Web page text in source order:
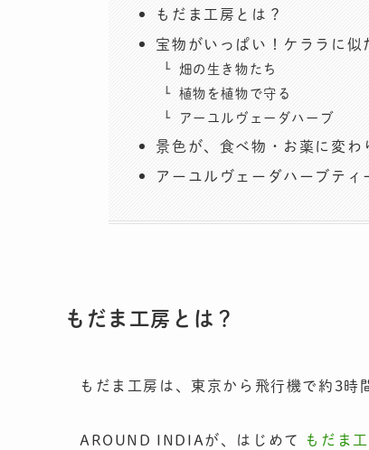
もだま工房とは？
宝物がいっぱい！ケララに似
畑の生き物たち
植物を植物で守る
アーユルヴェーダハーブ
景色が、食べ物・お薬に変わ
アーユルヴェーダハーブティ
もだま工房とは？
もだま工房は、東京から飛行機で約3時
AROUND INDIAが、はじめて もだま